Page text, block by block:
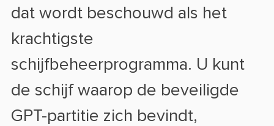
dat wordt beschouwd als het
krachtigste
schijfbeheerprogramma. U kunt
de schijf waarop de beveiligde
GPT-partitie zich bevindt,